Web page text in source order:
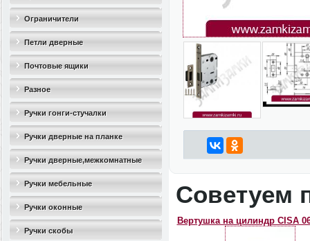
Ограничители
дверные(стопоры)
Петли дверные
Почтовые ящики
Разное
Ручки гонги-стучалки
Ручки дверные на планке
Ручки дверные,межкомнатные
Ручки мебельные
Ручки оконные
Ручки скобы
Советуем
Вертушка на цилиндр CISA